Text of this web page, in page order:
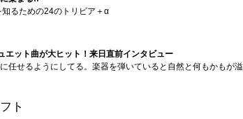
るための24のトリビア＋α
エット曲が大ヒット！来日直前インタビュー
任せるようにしてる。楽器を弾いていると自然と何もかもが
ト